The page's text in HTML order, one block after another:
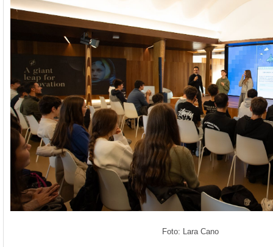
Foto: Lara Cano